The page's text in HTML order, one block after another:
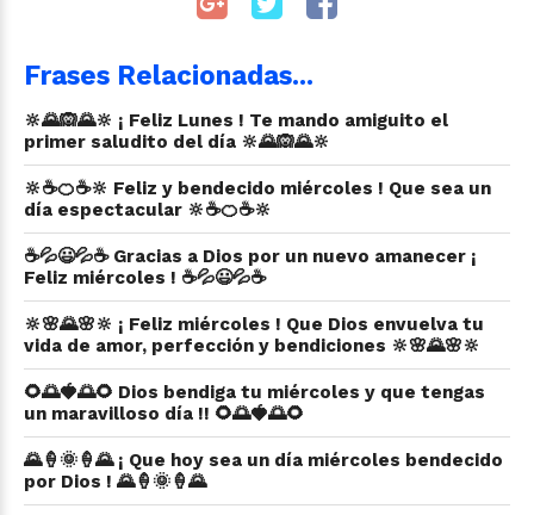
Frases Relacionadas...
🔆🌄🙉🌄🔆 ¡ Feliz Lunes ! Te mando amiguito el
primer saludito del día 🔆🌄🙉🌄🔆
🔆☕🍊☕🔆 Feliz y bendecido miércoles ! Que sea un
día espectacular 🔆☕🍊☕🔆
☕💦😃💦☕ Gracias a Dios por un nuevo amanecer ¡
Feliz miércoles ! ☕💦😃💦☕
🔆🌸🌄🌸🔆 ¡ Feliz miércoles ! Que Dios envuelva tu
vida de amor, perfección y bendiciones 🔆🌸🌄🌸🔆
🌻🌅🍓🌅🌻 Dios bendiga tu miércoles y que tengas
un maravilloso día !! 🌻🌅🍓🌅🌻
🌄🍦🌞🍦🌄 ¡ Que hoy sea un día miércoles bendecido
por Dios ! 🌄🍦🌞🍦🌄